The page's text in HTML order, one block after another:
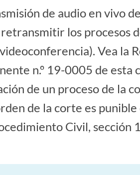
de audio en vivo
los procesos
Vea la
n.º 19-0005 de esta
de un proceso de la
de la corte es punible
Civil, sección